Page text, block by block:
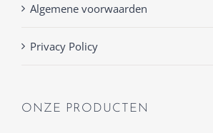
Algemene voorwaarden
Privacy Policy
ONZE PRODUCTEN